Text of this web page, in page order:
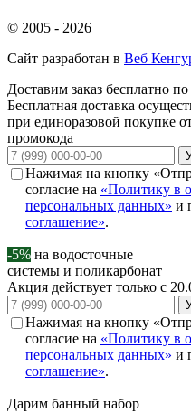
© 2005 - 2026
Сайт разработан в Веб
Доставим заказ бесплатно
Бесплатная доставка
при единоразовой покупке
промокода
Нажимая на кнопку
согласие на «Политику в
персональных данных» и
соглашение».
-5% на водосточные
системы и поликарбонат
Акция действует только с
Нажимая на кнопку
согласие на «Политику в
персональных данных» и
соглашение».
Дарим банный набор